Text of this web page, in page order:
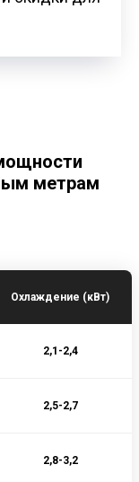
метрам
Охлаждение (кВт)
2,1-2,4
2,5-2,7
2,8-3,2